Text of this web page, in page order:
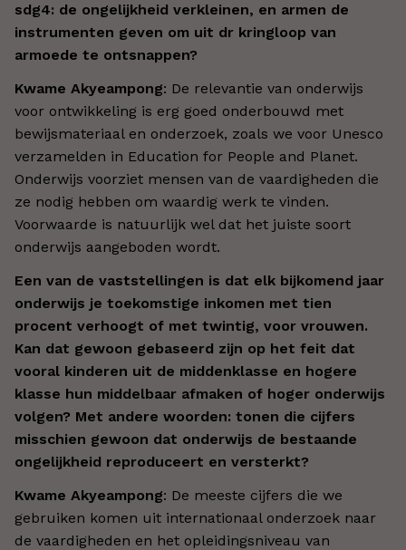
sdg4: de ongelijkheid verkleinen, en armen de
instrumenten geven om uit dr kringloop van
armoede te ontsnappen?
Kwame Akyeampong: De relevantie van onderwijs
voor ontwikkeling is erg goed onderbouwd met
bewijsmateriaal en onderzoek, zoals we voor Unesco
verzamelden in Education for People and Planet.
Onderwijs voorziet mensen van de vaardigheden die
ze nodig hebben om waardig werk te vinden.
Voorwaarde is natuurlijk wel dat het juiste soort
onderwijs aangeboden wordt.
Een van de vaststellingen is dat elk bijkomend jaar
onderwijs je toekomstige inkomen met tien
procent verhoogt of met twintig, voor vrouwen.
Kan dat gewoon gebaseerd zijn op het feit dat
vooral kinderen uit de middenklasse en hogere
klasse hun middelbaar afmaken of hoger onderwijs
volgen? Met andere woorden: tonen die cijfers
misschien gewoon dat onderwijs de bestaande
ongelijkheid reproduceert en versterkt?
Kwame Akyeampong: De meeste cijfers die we
gebruiken komen uit internationaal onderzoek naar
de vaardigheden en het opleidingsniveau van